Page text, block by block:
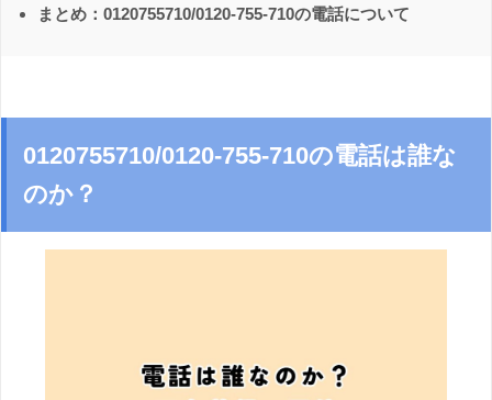
まとめ：0120755710/0120-755-710の電話について
0120755710/0120-755-710の電話は誰な
のか？